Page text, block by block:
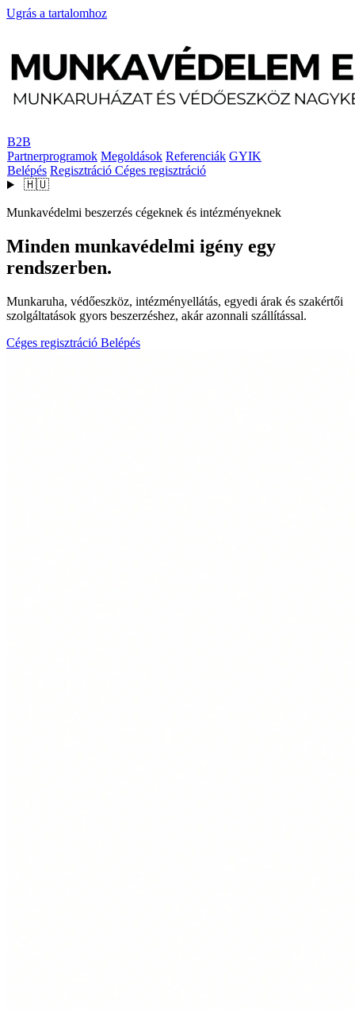
Ugrás a tartalomhoz
B2B
Partnerprogramok Megoldások Referenciák GYIK
Belépés Regisztráció Céges regisztráció
🇭🇺
Munkavédelmi beszerzés cégeknek és intézményeknek
Minden munkavédelmi igény egy
rendszerben.
Munkaruha, védőeszköz, intézményellátás, egyedi árak és szakértői
szolgáltatások gyors beszerzéshez, akár azonnali szállítással.
Céges regisztráció Belépés